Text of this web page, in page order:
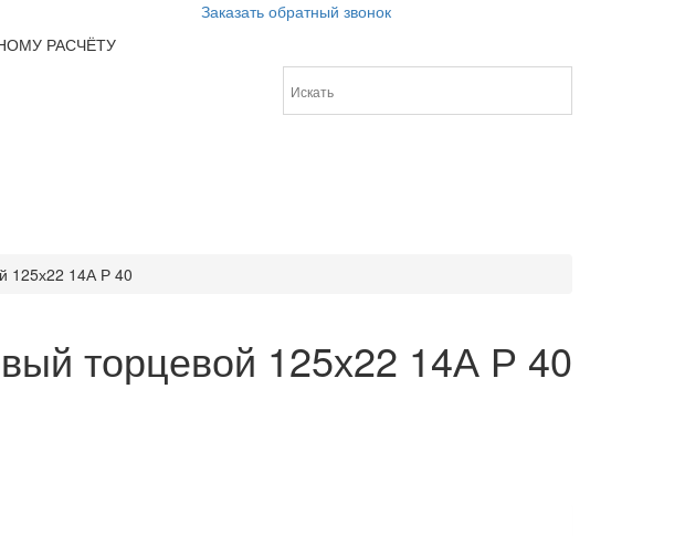
Заказать обратный звонок
РАСЧЁТУ
125х22 14А Р 40
торцевой 125х22 14А Р 40